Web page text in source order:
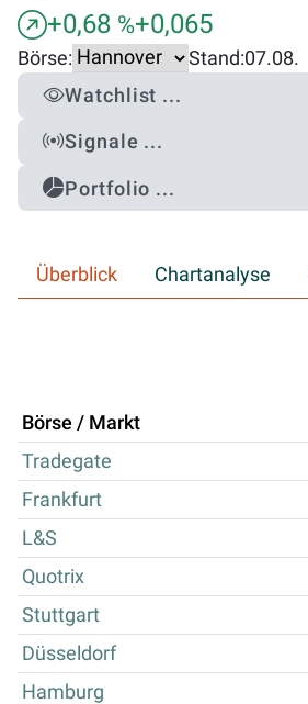
+0,68 %+0,065
Börse: Stand:07.08.
Watchlist ...
Signale ...
Portfolio ...
Überblick Chartanalyse
Börse / Markt
Tradegate
Frankfurt
L&S
Quotrix
Stuttgart
Düsseldorf
Hamburg